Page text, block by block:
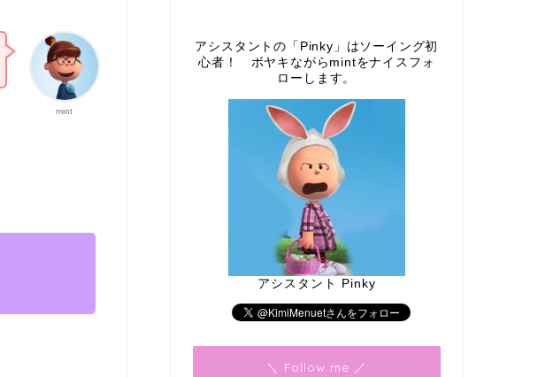
mint
アシスタントの「Pinky」はソーイング初
心者！ ボヤキながらmintをナイスフォ
ローします。
アシスタント Pinky
＼ Follow me ／